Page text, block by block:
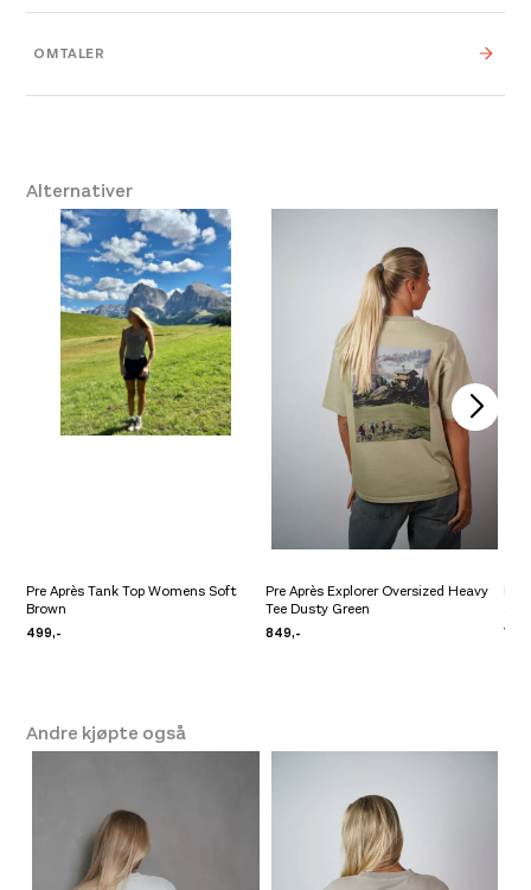
Leverandør Pre Après
Platou Ålesund
Se butikkinformasjon
OMTALER
Alternativer
Pre Après Tank Top Womens Soft
Brown
499,-
Pre Après Explorer Oversized Heavy
Tee Dusty Green
849,-
Pre
Andre kjøpte også